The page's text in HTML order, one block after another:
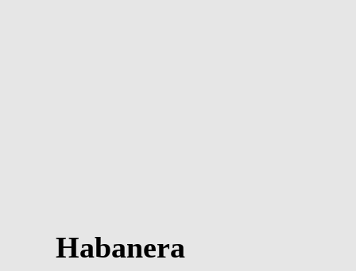
Habanera